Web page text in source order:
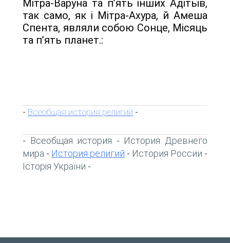
Мітра-Варуна та п’ять інших Адітьїв,
так само, як і Мітра-Ахура, й Амеша
Спента, являли собою Сонце, Місяць
та п’ять планет.:
- Всеобщая история религий -
- Всеобщая история - История Древнего
мира - История религий - История России -
Історія України -